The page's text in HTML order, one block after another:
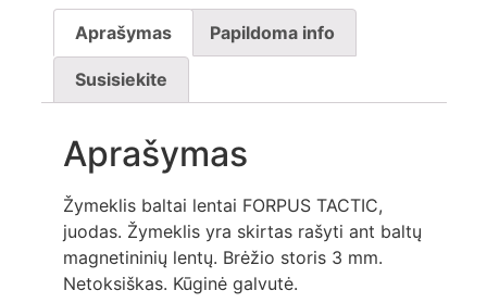
Aprašymas Papildoma info
Susisiekite
Aprašymas
Žymeklis baltai lentai FORPUS TACTIC,
juodas. Žymeklis yra skirtas rašyti ant baltų
magnetininių lentų. Brėžio storis 3 mm.
Netoksiškas. Kūginė galvutė.